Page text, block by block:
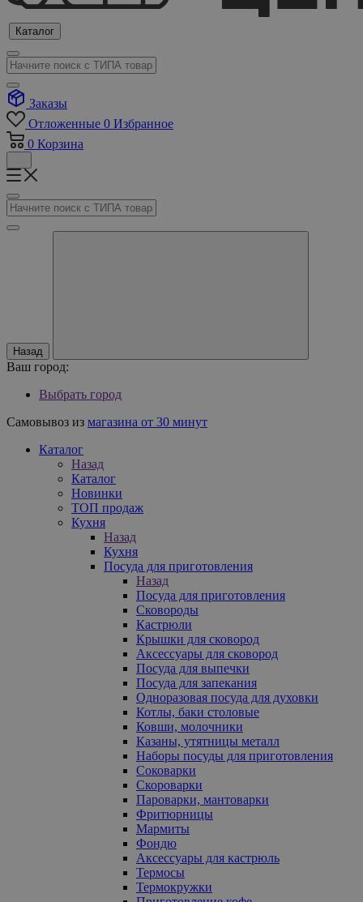
Каталог
Заказы
Отложенные 0 Избранное
0 Корзина
Назад
Ваш город:
Выбрать город
Самовывоз из магазина от 30 минут
Каталог
Назад
Каталог
Новинки
ТОП продаж
Кухня
Назад
Кухня
Посуда для приготовления
Назад
Посуда для приготовления
Сковороды
Кастрюли
Крышки для сковород
Аксессуары для сковород
Посуда для выпечки
Посуда для запекания
Одноразовая посуда для духовки
Котлы, баки столовые
Ковши, молочники
Казаны, утятницы металл
Наборы посуды для приготовления
Соковарки
Скороварки
Пароварки, мантоварки
Фритюрницы
Мармиты
Фондю
Аксессуары для кастрюль
Термосы
Термокружки